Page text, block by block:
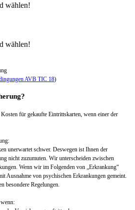
wählen!
wählen!
AVB TIC 18)
für gekaufte Eintrittskarten, wenn einer der
unerwartet schwer. Deswegen ist Ihnen der
nicht zuzumuten. Wir unterscheiden zwischen
Wenn wir im Folgenden von „Erkrankung“
Ausnahme von psychischen Erkrankungen gemeint.
besondere Regelungen.